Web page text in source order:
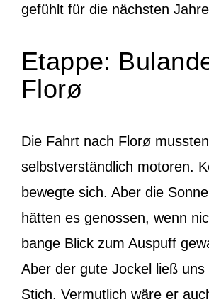
gefühlt für die nächsten
Etappe:
Florø
Die Fahrt nach Florø
selbstverständlich motoren.
bewegte sich. Aber die
hätten es genossen, wenn
bange Blick zum Auspuff
Aber der gute Jockel ließ uns
Stich. Vermutlich wäre er